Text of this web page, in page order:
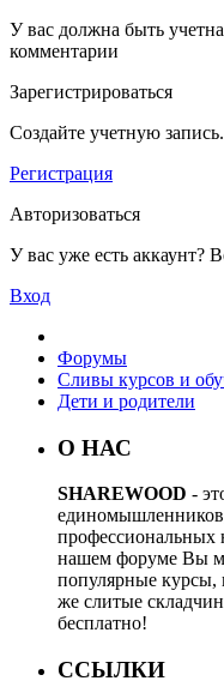
У вас должна быть
комментарии
Зарегистрироваться
Создайте учетную
Регистрация
Авторизоваться
У вас уже есть аккаунт?
Вход
Форумы
Сливы курсов и
Дети и родители
О НАС
SHAREWOOD -
нашем форуме Вы
популярные курсы,
же слитые
бесплатно!
ССЫЛКИ